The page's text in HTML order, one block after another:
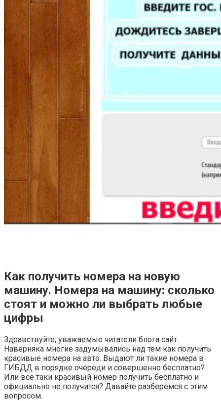
Как получить номера на новую
машину. Номера на машину: сколько
стоят и можно ли выбрать любые
цифры
Здравствуйте, уважаемые читатели блога сайт.
Наверняка многие задумывались над тем как получить
красивые номера на авто. Выдают ли такие номера в
ГИБДД в порядке очереди и совершенно бесплатно?
Или все таки красивый номер получить бесплатно и
официально не получится? Давайте разберемся с этим
вопросом.